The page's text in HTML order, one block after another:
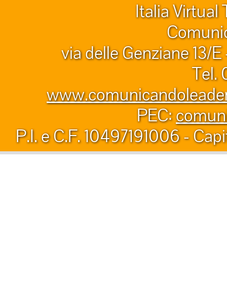
Italia Virtual
via delle Genziane 13/
Tel.
PEC:
P.I. e C.F. 10497191006 -